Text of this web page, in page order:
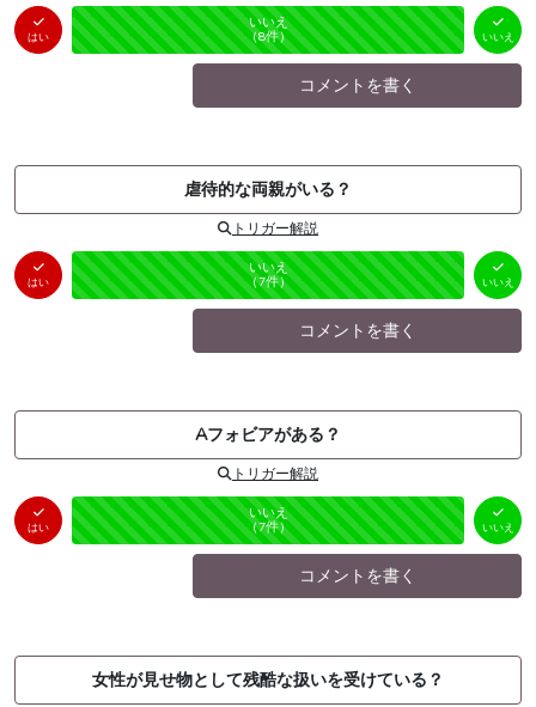
はい
はい
（0件）
未投票
いいえ
（8件） いいえ
コメントを書く
虐待的な両親がいる？
トリガー解説
はい
はい
（0件）
未投票
いいえ
（7件） いいえ
コメントを書く
Aフォビアがある？
トリガー解説
はい
はい
（0件）
未投票
いいえ
（7件） いいえ
コメントを書く
女性が見せ物として残酷な扱いを受けている？